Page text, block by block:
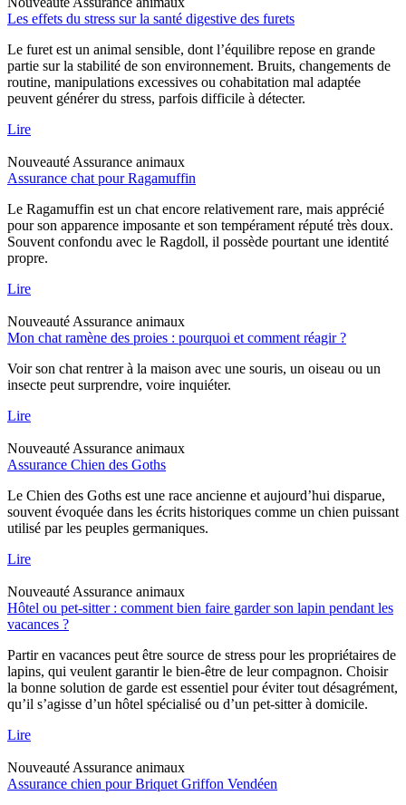
Les effets du stress sur la santé digestive des furets
Le furet est un animal sensible, dont l’équilibre repose en grande
partie sur la stabilité de son environnement. Bruits, changements de
routine, manipulations excessives ou cohabitation mal adaptée
peuvent générer du stress, parfois difficile à détecter.
Lire
Nouveauté Assurance animaux
Assurance chat pour Ragamuffin
Le Ragamuffin est un chat encore relativement rare, mais apprécié
pour son apparence imposante et son tempérament réputé très doux.
Souvent confondu avec le Ragdoll, il possède pourtant une identité
propre.
Lire
Nouveauté Assurance animaux
Mon chat ramène des proies : pourquoi et comment réagir ?
Voir son chat rentrer à la maison avec une souris, un oiseau ou un
insecte peut surprendre, voire inquiéter.
Lire
Nouveauté Assurance animaux
Assurance Chien des Goths
Le Chien des Goths est une race ancienne et aujourd’hui disparue,
souvent évoquée dans les écrits historiques comme un chien puissant
utilisé par les peuples germaniques.
Lire
Nouveauté Assurance animaux
Hôtel ou pet-sitter : comment bien faire garder son lapin pendant les
vacances ?
Partir en vacances peut être source de stress pour les propriétaires de
lapins, qui veulent garantir le bien-être de leur compagnon. Choisir
la bonne solution de garde est essentiel pour éviter tout désagrément,
qu’il s’agisse d’un hôtel spécialisé ou d’un pet-sitter à domicile.
Lire
Nouveauté Assurance animaux
Assurance chien pour Briquet Griffon Vendéen